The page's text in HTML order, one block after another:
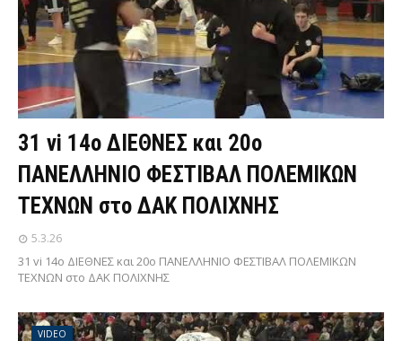
31 vi 14ο ΔΙΕΘΝΕΣ και 20ο
ΠΑΝΕΛΛΗΝΙΟ ΦΕΣΤΙΒΑΛ ΠΟΛΕΜΙΚΩΝ
ΤΕΧΝΩΝ στο ΔΑΚ ΠΟΛΙΧΝΗΣ
5.3.26
31 vi 14ο ΔΙΕΘΝΕΣ και 20ο ΠΑΝΕΛΛΗΝΙΟ ΦΕΣΤΙΒΑΛ ΠΟΛΕΜΙΚΩΝ
ΤΕΧΝΩΝ στο ΔΑΚ ΠΟΛΙΧΝΗΣ
VIDEO